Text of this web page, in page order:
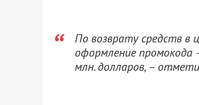
По возврату средств в
оформление промокода
млн. долларов, –